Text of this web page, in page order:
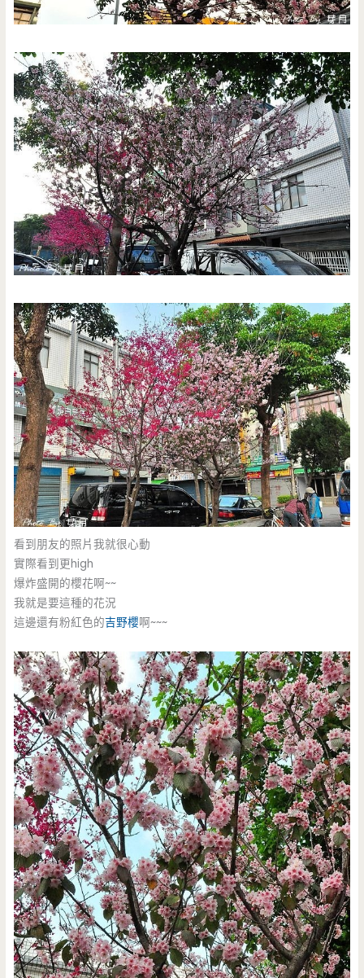
看到朋友的照片我就很心動
實際看到更high
爆炸盛開的櫻花啊~~
我就是要這種的花況
這邊還有粉紅色的吉野櫻啊~~~